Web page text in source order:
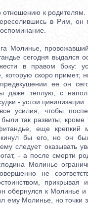
к родителям.
в Рим, он
Молинье,
сегодня выдался
в правом боку:
скоро примет;
ее он
даже теплую, с
- устои цивилизации.
усилия, чтобы
так развиты; кроме
еще крепкий
бы его, но он
следует оказывать
- а после смерти
Молинье
не
прикрывая
обернулся к Молинье и
ему Молинье, но точки